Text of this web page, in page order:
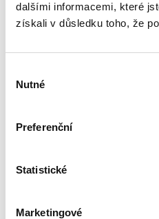
dalšími informacemi, které
získali v důsledku toho, že
souhlasu
Nutné
Preferenční
Statistické
Marketingové